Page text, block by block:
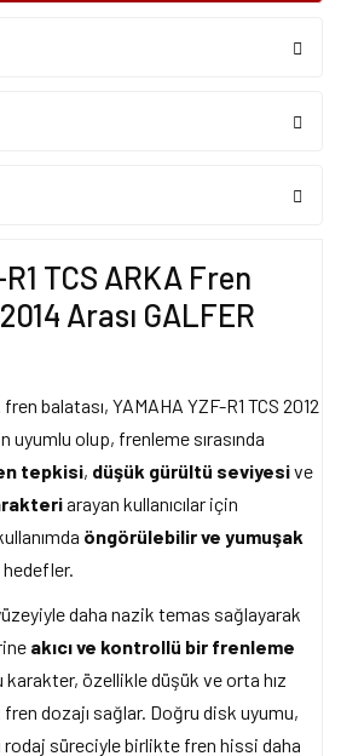
TCS ARKA Fren
Arası GALFER
fren balatası, YAMAHA YZF-R1 TCS 2012
uyumlu olup, frenleme sırasında
tepkisi, düşük gürültü seviyesive
arayan kullanıcılar için
öngörülebilir ve yumuşak
hedefler.
daha nazik temas sağlayarak
akıcı ve kontrollü bir frenleme
karakter, özellikle düşük ve orta hız
fren dozajı sağlar. Doğru disk uyumu,
süreciyle birlikte fren hissi daha